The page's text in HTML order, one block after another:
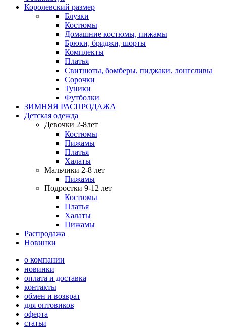
Королевский размер
Блузки
Костюмы
Домашние костюмы, пижамы
Брюки, бриджи, шорты
Комплекты
Платья
Свитшоты, бомберы, пиджаки, лонгсливы
Сорочки
Туники
Футболки
ЗИМНЯЯ РАСПРОДАЖА
Детская одежда
Девочки 2-8лет
Костюмы
Пижамы
Платья
Халаты
Мальчики 2-8 лет
Пижамы
Подростки 9-12 лет
Костюмы
Платья
Халаты
Пижамы
Распродажа
Новинки
о компании
новинки
оплата и доставка
контакты
обмен и возврат
для оптовиков
оферта
статьи